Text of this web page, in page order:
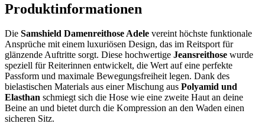
Produktinformationen
Die Samshield Damenreithose Adele vereint höchste funktionale
Ansprüche mit einem luxuriösen Design, das im Reitsport für
glänzende Auftritte sorgt. Diese hochwertige Jeansreithose wurde
speziell für Reiterinnen entwickelt, die Wert auf eine perfekte
Passform und maximale Bewegungsfreiheit legen. Dank des
bielastischen Materials aus einer Mischung aus Polyamid und
Elasthan schmiegt sich die Hose wie eine zweite Haut an deine
Beine an und bietet durch die Kompression an den Waden einen
sicheren Sitz.